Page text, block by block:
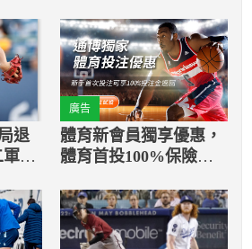
退
調
廣告
體育新會員獨享優惠，
體育首投100%保險返